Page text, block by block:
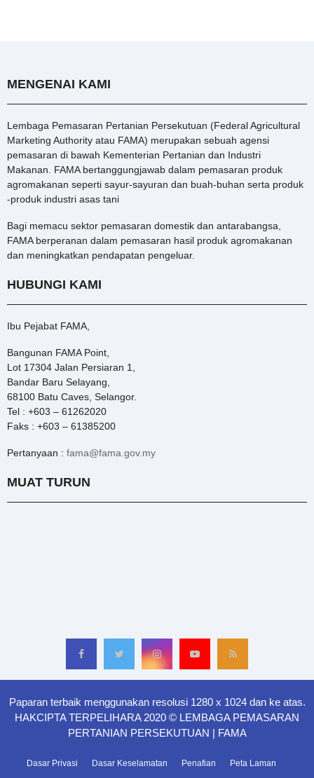
MENGENAI KAMI
Lembaga Pemasaran Pertanian Persekutuan (Federal Agricultural
Marketing Authority atau FAMA) merupakan sebuah agensi
pemasaran di bawah Kementerian Pertanian dan Industri
Makanan. FAMA bertanggungjawab dalam pemasaran produk
agromakanan seperti sayur-sayuran dan buah-buhan serta produk
-produk industri asas tani
Bagi memacu sektor pemasaran domestik dan antarabangsa,
FAMA berperanan dalam pemasaran hasil produk agromakanan
dan meningkatkan pendapatan pengeluar.
HUBUNGI KAMI
Ibu Pejabat FAMA,
Bangunan FAMA Point,
Lot 17304 Jalan Persiaran 1,
Bandar Baru Selayang,
68100 Batu Caves, Selangor.
Tel : +603 – 61262020
Faks : +603 – 61385200
Pertanyaan : fama@fama.gov.my
MUAT TURUN
Paparan terbaik menggunakan resolusi 1280 x 1024 dan ke atas.
HAKCIPTA TERPELIHARA 2020 © LEMBAGA PEMASARAN
PERTANIAN PERSEKUTUAN | FAMA
Dasar Privasi Dasar Keselamatan Penafian
Peta Laman